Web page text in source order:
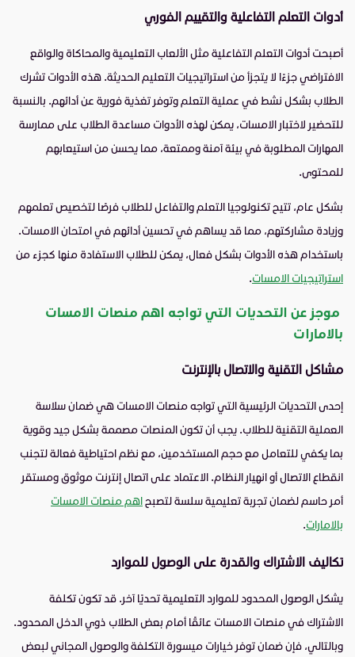
أدوات التعلم التفاعلية والتقييم الفوري
أصبحت أدوات التعلم التفاعلية مثل الألعاب التعليمية والمحاكاة والواقع
الافتراضي جزءًا لا يتجزأ من استراتيجيات التعليم الحديثة. هذه الأدوات تشرك
الطلاب بشكل نشط في عملية التعلم وتوفر تغذية فورية عن أدائهم. بالنسبة
للتحضير لاختبار الامسات، يمكن لهذه الأدوات مساعدة الطلاب على ممارسة
المهارات المطلوبة في بيئة آمنة وممتعة، مما يحسن من استيعابهم
للمحتوى.
بشكل عام، تتيح تكنولوجيا التعلم والتفاعل للطلاب فرصًا لتخصيص تعلمهم
وزيادة مشاركتهم، مما قد يساهم في تحسين أدائهم في امتحان الامسات.
باستخدام هذه الأدوات بشكل فعال، يمكن للطلاب الاستفادة منها كجزء من
استراتيجيات الامسات.
موجز عن التحديات التي تواجه اهم منصات الامسات
بالامارات
مشاكل التقنية والاتصال بالإنترنت
إحدى التحديات الرئيسية التي تواجه منصات الامسات هي ضمان سلاسة
العملية التقنية للطلاب. يجب أن تكون المنصات مصممة بشكل جيد وقوية
بما يكفي للتعامل مع حجم المستخدمين، مع نظم احتياطية فعالة لتجنب
انقطاع الاتصال أو انهيار النظام. الاعتماد على اتصال إنترنت موثوق ومستقر
أمر حاسم لضمان تجربة تعليمية سلسة لتصبح اهم منصات الامسات
بالامارات.
تكاليف الاشتراك والقدرة على الوصول للموارد
يشكل الوصول المحدود للموارد التعليمية تحديًا آخر. قد تكون تكلفة
الاشتراك في منصات الامسات عائقًا أمام بعض الطلاب ذوي الدخل المحدود.
وبالتالي، فإن ضمان توفر خيارات ميسورة التكلفة والوصول المجاني لبعض